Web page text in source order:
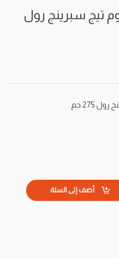
تيج سبرينج رول
275 جم